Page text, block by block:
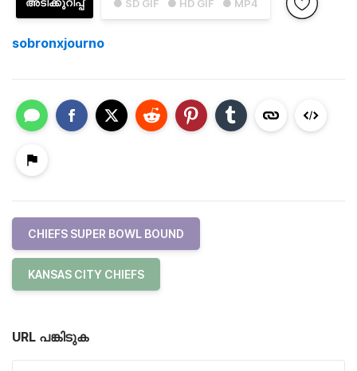
● SD GIF ● HD GIF ● MP4
sobronxjourno
CHIEFS SUPER BOWL BOUND
KANSAS CITY CHIEFS
URL പങ്കിടുക